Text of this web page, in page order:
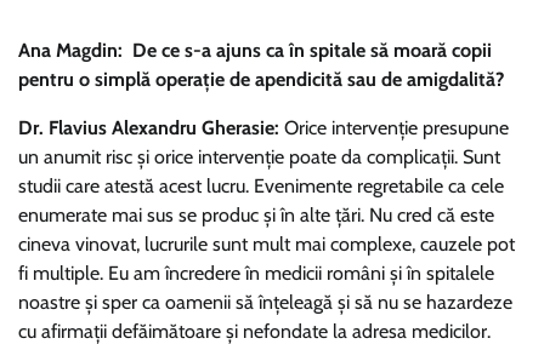
Ana Magdin: De ce s-a ajuns ca în spitale să moară copii
pentru o simplă operație de apendicită sau de amigdalită?
Dr. Flavius Alexandru Gherasie: Orice intervenție presupune
un anumit risc și orice intervenție poate da complicații. Sunt
studii care atestă acest lucru. Evenimente regretabile ca cele
enumerate mai sus se produc și în alte țări. Nu cred că este
cineva vinovat, lucrurile sunt mult mai complexe, cauzele pot
fi multiple. Eu am încredere în medicii români și în spitalele
noastre și sper ca oamenii să înțeleagă și să nu se hazardeze
cu afirmații defăimătoare și nefondate la adresa medicilor.